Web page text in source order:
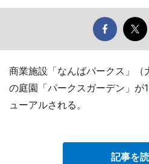
商業施設「なんばパークス」（
の庭園「パークスガーデン」が
ューアルされる。
記事を